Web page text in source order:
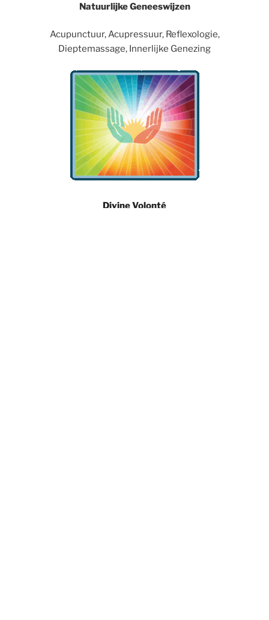
Natuurlijke Geneeswijzen
Acupunctuur, Acupressuur, Reflexologie,
Dieptemassage, Innerlijke Genezing
Divine Volonté